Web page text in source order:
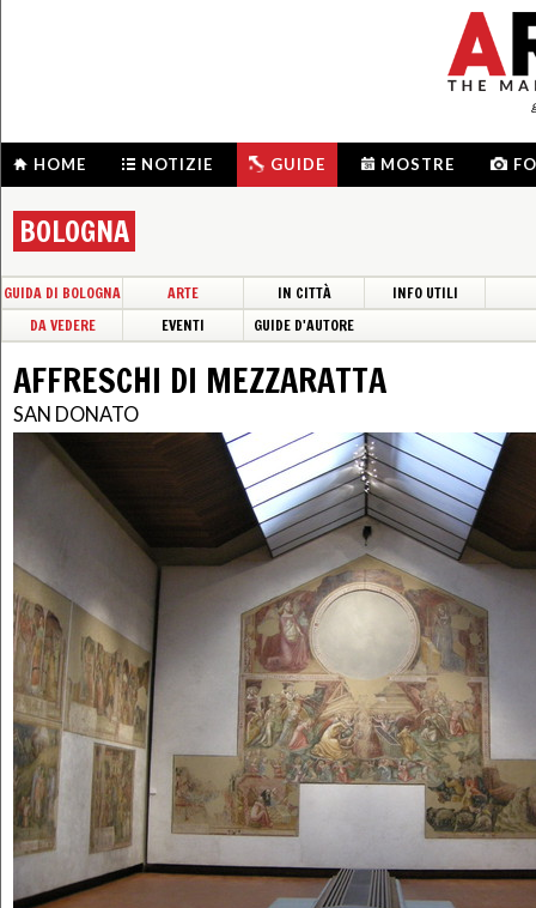
HOME NOTIZIE GUIDE MOSTRE
BOLOGNA
GUIDA DI BOLOGNA ARTE IN CITTÀ
INFO UTILI
DA VEDERE
EVENTI GUIDE D'AUTORE
AFFRESCHI DI MEZZARATTA
SAN DONATO